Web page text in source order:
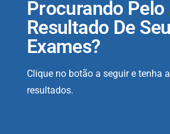
Procurando Pelo
Resultado De
Exames?
Clique no botão a seguir e tenha
resultados.